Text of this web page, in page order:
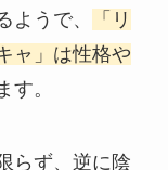
ようで、
「リ
ャ」は性格や
す。
らず、逆に陰